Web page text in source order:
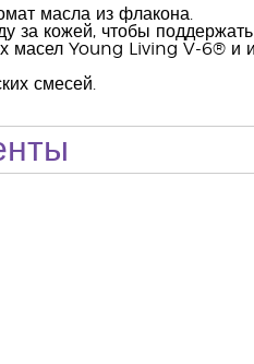
масла из флакона.
кожей, чтобы
масел Young Living V-6® и
смесей.